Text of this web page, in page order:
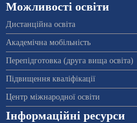
Можливості освіти
Дистанційна освіта
Академічна мобільність
Перепідготовка (друга вища освіта)
Підвищення кваліфікації
Центр міжнародної освіти
Інформаційні ресурси